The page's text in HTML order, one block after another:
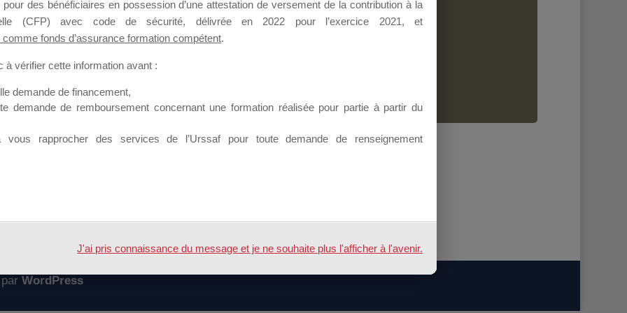
qui souhaitent répondre à l’Appel à Propositions Mallette du Dirigeant.
sur lequel il est possible de laisser un message ou poser une question.
rejoindre ce groupe
WordPress
des bénéficiaires en possession d’une attestation de versement de la contribution à la
(CFP) avec code de sécurité, délivrée en 2022 pour l’exercice 2021, et
comme fonds d’assurance formation compétent.
à vérifier cette information avant :
demande de financement,
demande de remboursement concernant une formation réalisée pour partie à partir du
rapprocher des services de l’Urssaf pour toute demande de renseignement
J'ai pris connaissance du message et je ne souhaite plus l'afficher à l'avenir.